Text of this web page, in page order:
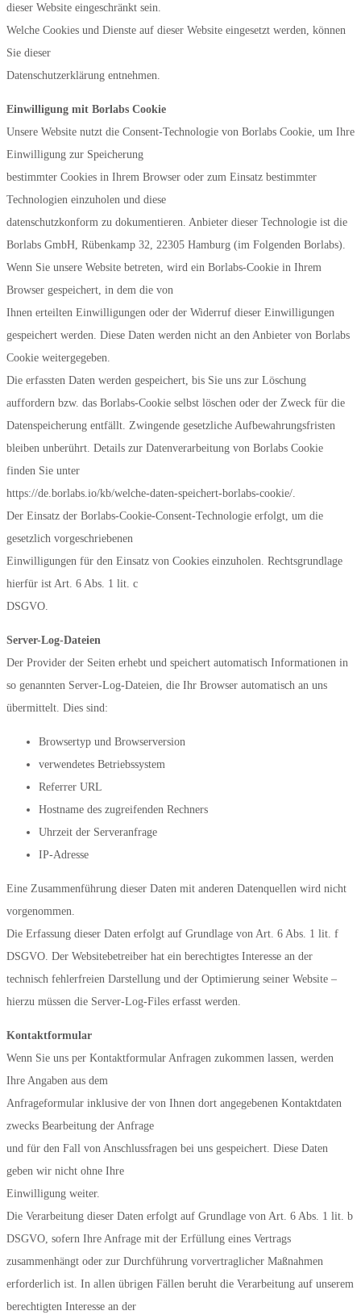
dieser Website eingeschränkt sein.
Welche Cookies und Dienste auf dieser Website eingesetzt werden, können
Sie dieser
Datenschutzerklärung entnehmen.
Einwilligung mit Borlabs Cookie
Unsere Website nutzt die Consent-Technologie von Borlabs Cookie, um Ihre
Einwilligung zur Speicherung
bestimmter Cookies in Ihrem Browser oder zum Einsatz bestimmter
Technologien einzuholen und diese
datenschutzkonform zu dokumentieren. Anbieter dieser Technologie ist die
Borlabs GmbH, Rübenkamp 32, 22305 Hamburg (im Folgenden Borlabs).
Wenn Sie unsere Website betreten, wird ein Borlabs-Cookie in Ihrem
Browser gespeichert, in dem die von
Ihnen erteilten Einwilligungen oder der Widerruf dieser Einwilligungen
gespeichert werden. Diese Daten werden nicht an den Anbieter von Borlabs
Cookie weitergegeben.
Die erfassten Daten werden gespeichert, bis Sie uns zur Löschung
auffordern bzw. das Borlabs-Cookie selbst löschen oder der Zweck für die
Datenspeicherung entfällt. Zwingende gesetzliche Aufbewahrungsfristen
bleiben unberührt. Details zur Datenverarbeitung von Borlabs Cookie
finden Sie unter
https://de.borlabs.io/kb/welche-daten-speichert-borlabs-cookie/.
Der Einsatz der Borlabs-Cookie-Consent-Technologie erfolgt, um die
gesetzlich vorgeschriebenen
Einwilligungen für den Einsatz von Cookies einzuholen. Rechtsgrundlage
hierfür ist Art. 6 Abs. 1 lit. c
DSGVO.
Server-Log-Dateien
Der Provider der Seiten erhebt und speichert automatisch Informationen in
so genannten Server-Log-Dateien, die Ihr Browser automatisch an uns
übermittelt. Dies sind:
Browsertyp und Browserversion
verwendetes Betriebssystem
Referrer URL
Hostname des zugreifenden Rechners
Uhrzeit der Serveranfrage
IP-Adresse
Eine Zusammenführung dieser Daten mit anderen Datenquellen wird nicht
vorgenommen.
Die Erfassung dieser Daten erfolgt auf Grundlage von Art. 6 Abs. 1 lit. f
DSGVO. Der Websitebetreiber hat ein berechtigtes Interesse an der
technisch fehlerfreien Darstellung und der Optimierung seiner Website –
hierzu müssen die Server-Log-Files erfasst werden.
Kontaktformular
Wenn Sie uns per Kontaktformular Anfragen zukommen lassen, werden
Ihre Angaben aus dem
Anfrageformular inklusive der von Ihnen dort angegebenen Kontaktdaten
zwecks Bearbeitung der Anfrage
und für den Fall von Anschlussfragen bei uns gespeichert. Diese Daten
geben wir nicht ohne Ihre
Einwilligung weiter.
Die Verarbeitung dieser Daten erfolgt auf Grundlage von Art. 6 Abs. 1 lit. b
DSGVO, sofern Ihre Anfrage mit der Erfüllung eines Vertrags
zusammenhängt oder zur Durchführung vorvertraglicher Maßnahmen
erforderlich ist. In allen übrigen Fällen beruht die Verarbeitung auf unserem
berechtigten Interesse an der